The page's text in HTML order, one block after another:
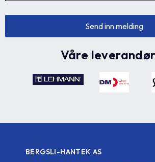
Våre
BERGSLI-HANTEK AS